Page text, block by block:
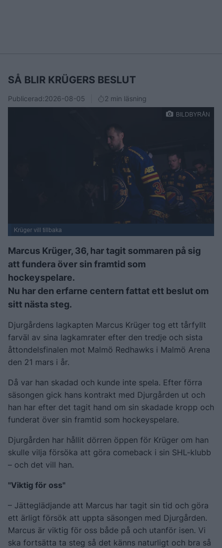
SÅ BLIR KRÜGERS BESLUT
Publicerad:2026-08-05 2 min läsning
BILDBYRÅN
Krüger vill tillbaka
Marcus Krüger, 36, har tagit sommaren på sig
att fundera över sin framtid som
hockeyspelare.
Nu har den erfarne centern fattat ett beslut om
sitt nästa steg.
Djurgårdens lagkapten Marcus Krüger tog ett tårfyllt
farväl av sina lagkamrater efter den tredje och sista
åttondelsfinalen mot Malmö Redhawks i Malmö Arena
den 21 mars i år.
Då var han skadad och kunde inte spela. Efter förra
säsongen gick hans kontrakt med Djurgården ut och
han har efter det tagit hand om sin skadade kropp och
funderat över sin framtid som hockeyspelare.
Djurgården har hållit dörren öppen för Krüger om han
skulle vilja försöka att göra comeback i sin SHL-klubb
– och det vill han.
"Viktig för oss"
– Jätteglädjande att Marcus har tagit sin tid och göra
ett ärligt försök att uppta säsongen med Djurgården.
Marcus är viktig för oss både på och utanför isen. Vi
ska fortsätta ta steg så det känns naturligt och bra så